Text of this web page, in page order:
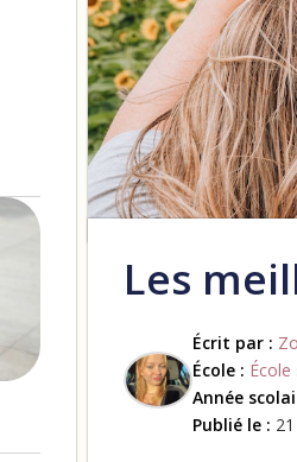
Les
Écrit par :
École :
Année
Publié le :